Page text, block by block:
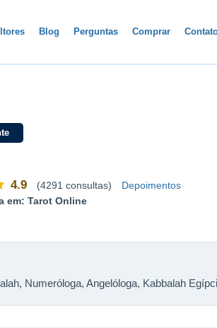
Blog Perguntas Comprar
4.9 (4291 consultas)
Depoimentos
em: Tarot Online
Numeróloga, Angelóloga, Kabbalah